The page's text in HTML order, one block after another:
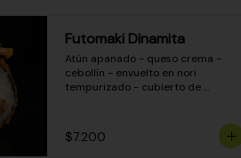
Futomaki Dinamita
Atún apanado - queso crema -
cebollín - envuelto en nori
tempurizado - cubierto de
$7.200